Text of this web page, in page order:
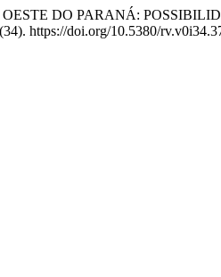
OESTE DO PARANÁ:
https://doi.org/10.5380/